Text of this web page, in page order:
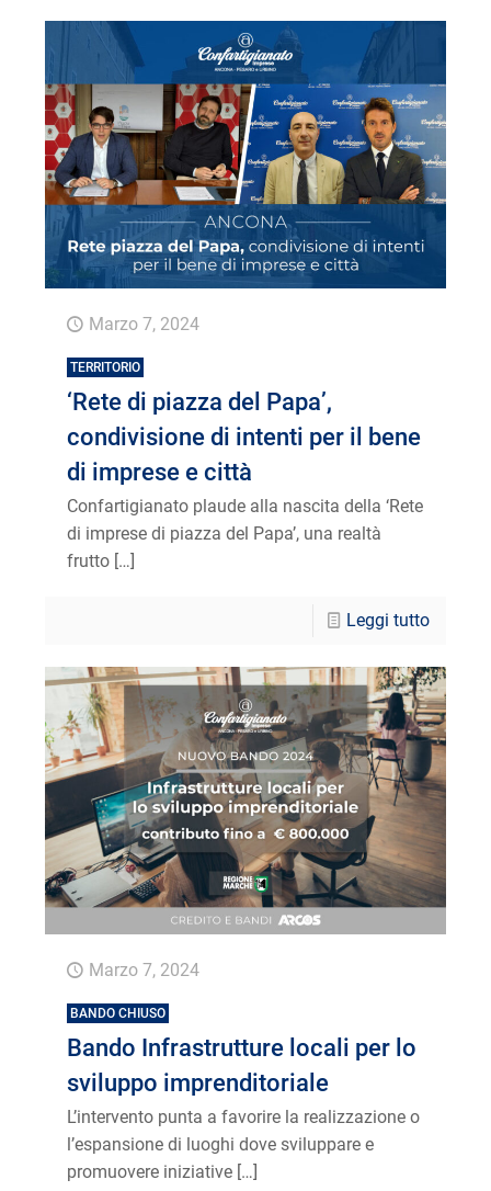
Marzo 7, 2024
TERRITORIO
‘Rete di piazza del Papa’,
condivisione di intenti per il bene
di imprese e città
Confartigianato plaude alla nascita della ‘Rete
di imprese di piazza del Papa’, una realtà
frutto[…]
Leggi tutto
Marzo 7, 2024
BANDO CHIUSO
Bando Infrastrutture locali per lo
sviluppo imprenditoriale
L’intervento punta a favorire la realizzazione o
l’espansione di luoghi dove sviluppare e
promuovere iniziative[…]